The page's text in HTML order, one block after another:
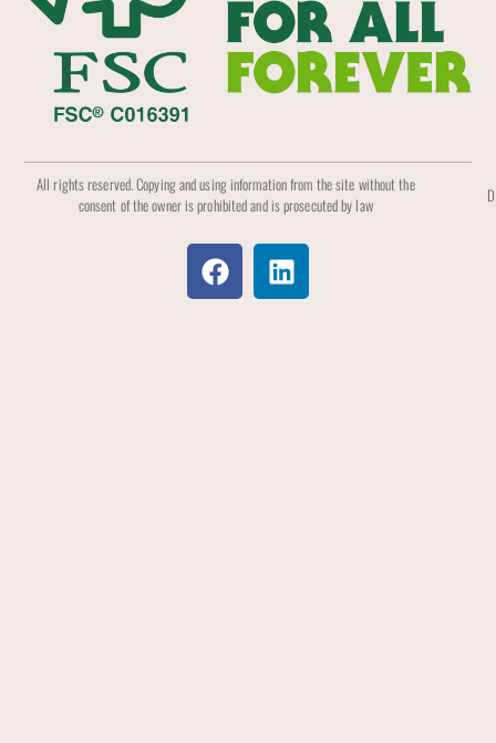
All rights reserved. Copying and using information from the site without the
consent of the owner is prohibited and is prosecuted by law